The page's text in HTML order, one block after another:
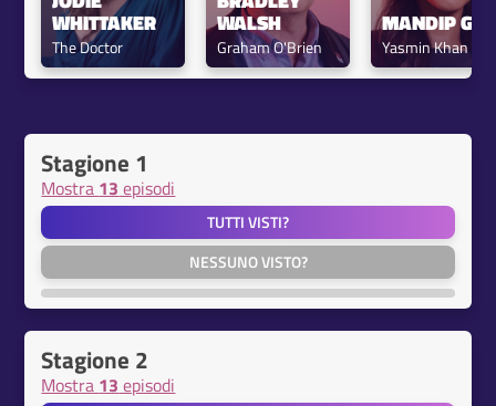
WHITTAKER
The Doctor
WALSH
Graham O'Brien
MANDIP
Yasmin Khan
Stagione 1
Mostra 13 episodi
TUTTI VISTI?
NESSUNO VISTO?
Stagione 2
Mostra 13 episodi